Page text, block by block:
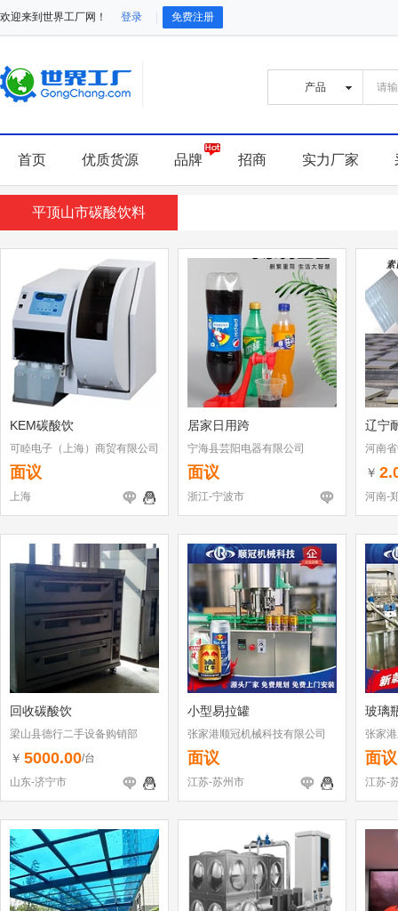
欢迎来到世界工厂网！ 登录 免费注册
首页 优质货源 品牌 招商 实力厂家
平顶山市碳酸饮料
KEM碳酸饮
可睦电子（上海）商贸有限公司
面议
上海
居家日用跨
宁海县芸阳电器有限公司
面议
浙江-宁波市
辽宁
河南
￥
河南-
回收碳酸饮
梁山县德行二手设备购销部
￥ 5000.00/台
山东-济宁市
小型易拉罐
张家港顺冠机械科技有限公司
面议
江苏-苏州市
玻璃
张家
面议
江苏-